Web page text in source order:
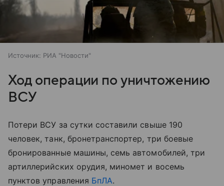
Источник: РИА "Новости"
Ход операции по уничтожению
ВСУ
Потери ВСУ за сутки составили свыше 190
человек, танк, бронетранспортер, три боевые
бронированные машины, семь автомобилей, три
артиллерийских орудия, миномет и восемь
пунктов управления БпЛА.